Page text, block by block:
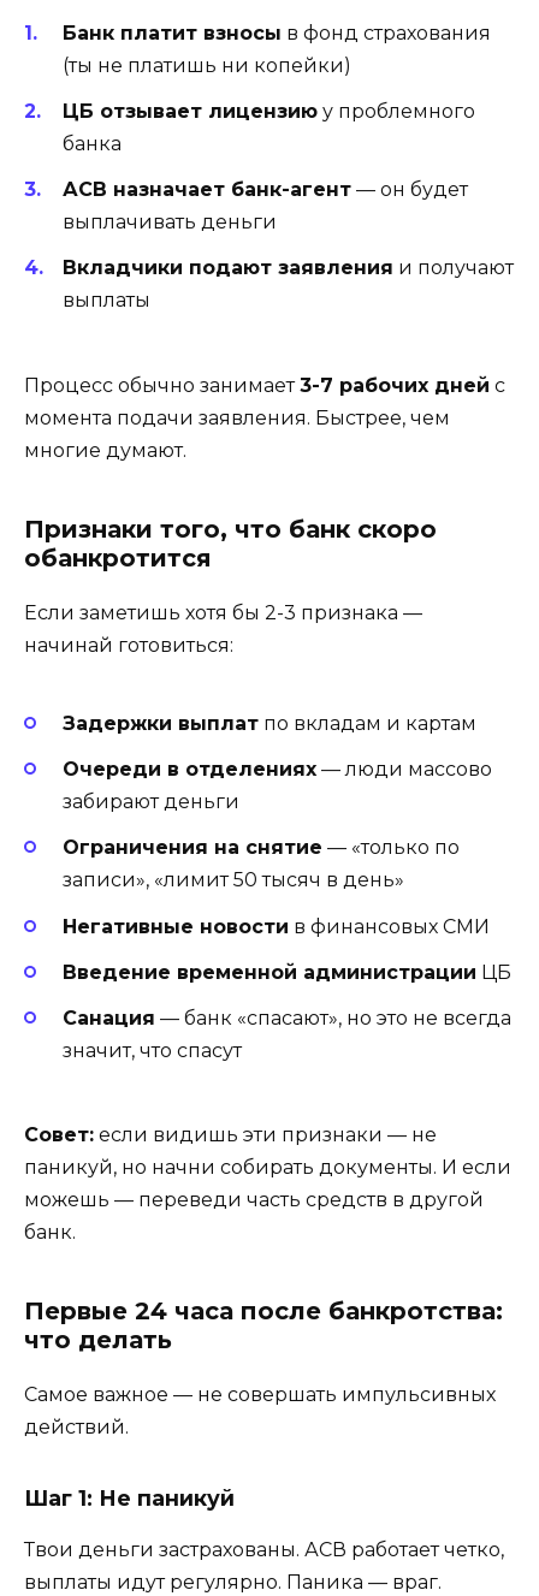
Банк платит взносы в фонд страхования
(ты не платишь ни копейки)
ЦБ отзывает лицензию у проблемного
банка
АСВ назначает банк-агент — он будет
выплачивать деньги
Вкладчики подают заявления и получают
выплаты
Процесс обычно занимает3-7 рабочих дней с
момента подачи заявления. Быстрее, чем
многие думают.
Признаки того, что банк скоро
обанкротится
Если заметишь хотя бы 2-3 признака —
начинай готовиться:
Задержки выплат по вкладам и картам
Очереди в отделениях — люди массово
забирают деньги
Ограничения на снятие — «только по
записи», «лимит 50 тысяч в день»
Негативные новости в финансовых СМИ
Введение временной администрации ЦБ
Санация — банк «спасают», но это не всегда
значит, что спасут
Совет: если видишь эти признаки — не
паникуй, но начни собирать документы. И если
можешь — переведи часть средств в другой
банк.
Первые 24 часа после банкротства:
что делать
Самое важное — не совершать импульсивных
действий.
Шаг 1: Не паникуй
Твои деньги застрахованы. АСВ работает четко,
выплаты идут регулярно. Паника — враг.